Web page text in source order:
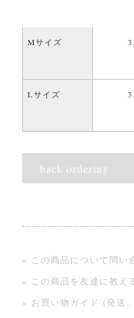
Mサイズ
Lサイズ
back ordering
» この商品について問い
» この商品を友達に教え
» お買い物ガイド (発送